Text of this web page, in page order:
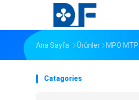
Ana Sayfa Ürünler MPO MTP
Catagories